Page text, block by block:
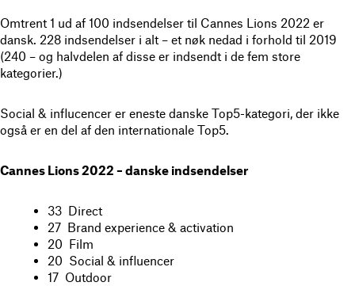
Omtrent 1 ud af 100 indsendelser til Cannes Lions 2022 er
dansk. 228 indsendelser i alt – et nøk nedad i forhold til 2019
(240 – og halvdelen af disse er indsendt i de fem store
kategorier.)
Social & influcencer er eneste danske Top5-kategori, der ikke
også er en del af den internationale Top5.
Cannes Lions 2022 – danske indsendelser
33 Direct
27 Brand experience & activation
20 Film
20 Social & influencer
17 Outdoor